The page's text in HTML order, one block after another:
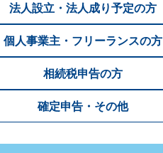
法人設立・法人成り予定の方
個人事業主・フリーランスの方
相続税申告の方
確定申告・その他